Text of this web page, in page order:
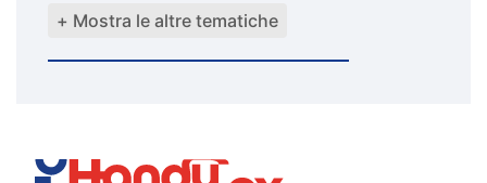
+ Mostra le altre tematiche